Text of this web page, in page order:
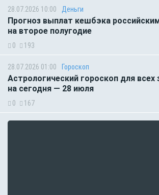
28.07.2026 10:00 Деньги
Прогноз выплат кешбэка
на второе полугодие
0 193
28.07.2026 01:00 Гороскоп
Астрологический гороскоп для всех
на сегодня — 28 июля
0 167